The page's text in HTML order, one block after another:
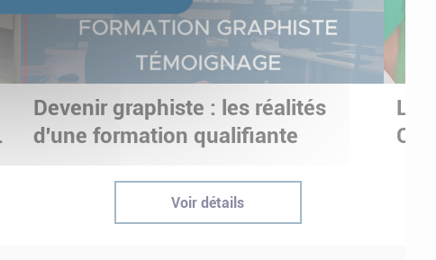
Devenir graphiste : les réalités
d'une formation qualifiante
Voir détails
Les